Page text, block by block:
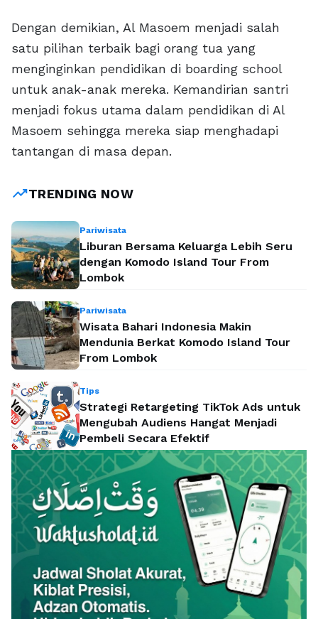
Dengan demikian, Al Masoem menjadi salah
satu pilihan terbaik bagi orang tua yang
menginginkan pendidikan di boarding school
untuk anak-anak mereka. Kemandirian santri
menjadi fokus utama dalam pendidikan di Al
Masoem sehingga mereka siap menghadapi
tantangan di masa depan.
trending_upTRENDING NOW
Pariwisata
Liburan Bersama Keluarga Lebih Seru
dengan Komodo Island Tour From
Lombok
Pariwisata
Wisata Bahari Indonesia Makin
Mendunia Berkat Komodo Island Tour
From Lombok
Tips
Strategi Retargeting TikTok Ads untuk
Mengubah Audiens Hangat Menjadi
Pembeli Secara Efektif